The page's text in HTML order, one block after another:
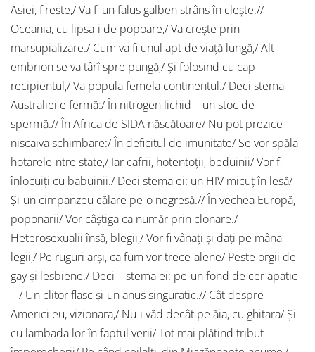
Asiei, firește,/ Va fi un falus galben strâns în clește.//
Oceania, cu lipsa-i de popoare,/ Va crește prin
marsupializare./ Cum va fi unul apt de viaţă lungă,/ Alt
embrion se va târî spre pungă,/ Și folosind cu cap
recipientul,/ Va popula femela continentul./ Deci stema
Australiei e fermă:/ În nitrogen lichid – un stoc de
spermă.// În Africa de SIDA născătoare/ Nu pot prezice
niscaiva schimbare:/ În deficitul de imunitate/ Se vor spăla
hotarele-ntre state,/ Iar cafrii, hotentoţii, beduinii/ Vor fi
înlocuiţi cu babuinii./ Deci stema ei: un HIV micuţ în lesă/
Și-un cimpanzeu călare pe-o negresă.// În vechea Europă,
poponarii/ Vor câștiga ca număr prin clonare./
Heterosexualii însă, blegii,/ Vor fi vânaţi și daţi pe mâna
legii,/ Pe ruguri arși, ca fum vor trece-alene/ Peste orgii de
gay și lesbiene./ Deci – stema ei: pe-un fond de cer apatic
– / Un clitor flasc și-un anus singuratic.// Cât despre-
Americi eu, vizionara,/ Nu-i văd decât pe ăia, cu ghitara/ Și
cu lambada lor în faptul verii/ Tot mai plătind tribut